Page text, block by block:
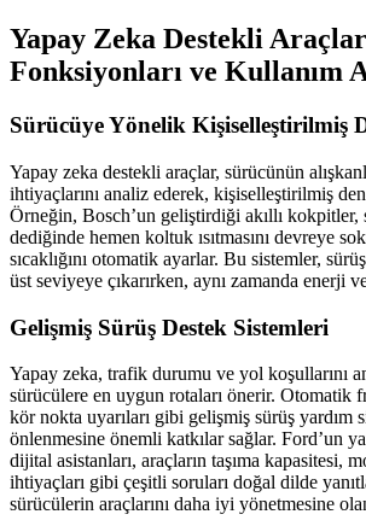
Yapay Zeka Destekli
Fonksiyonları ve Kullanım
Sürücüye Yönelik Kişiselleştirilmiş
Yapay zeka destekli araçlar, sürücünün
ihtiyaçlarını analiz ederek, kişiselleştirilmiş
Örneğin, Bosch’un geliştirdiği akıllı
dediğinde hemen koltuk ısıtmasını devreye
sıcaklığını otomatik ayarlar. Bu sistemler,
üst seviyeye çıkarırken, aynı zamanda enerji
Gelişmiş Sürüş Destek Sistemleri
Yapay zeka, trafik durumu ve yol koşullarını
sürücülere en uygun rotaları önerir. Otomatik
kör nokta uyarıları gibi gelişmiş sürüş yardım
önlenmesine önemli katkılar sağlar. Ford’un
dijital asistanları, araçların taşıma kapasitesi,
ihtiyaçları gibi çeşitli soruları doğal dilde
sürücülerin araçlarını daha iyi yönetmesine